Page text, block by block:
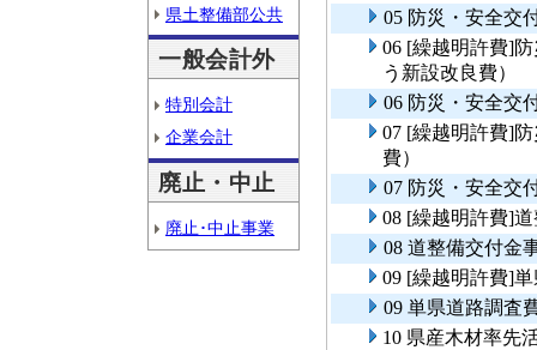
県土整備部公共
一般会計外
特別会計
企業会計
廃止・中止
廃止･中止事業
05 防災・安全交
06 [繰越明許費]
う新設改良費）
06 防災・安全交
07 [繰越明許費]
費）
07 防災・安全交
08 [繰越明許費]
08 道整備交付金
09 [繰越明許費]
09 単県道路調査
10 県産木材率先